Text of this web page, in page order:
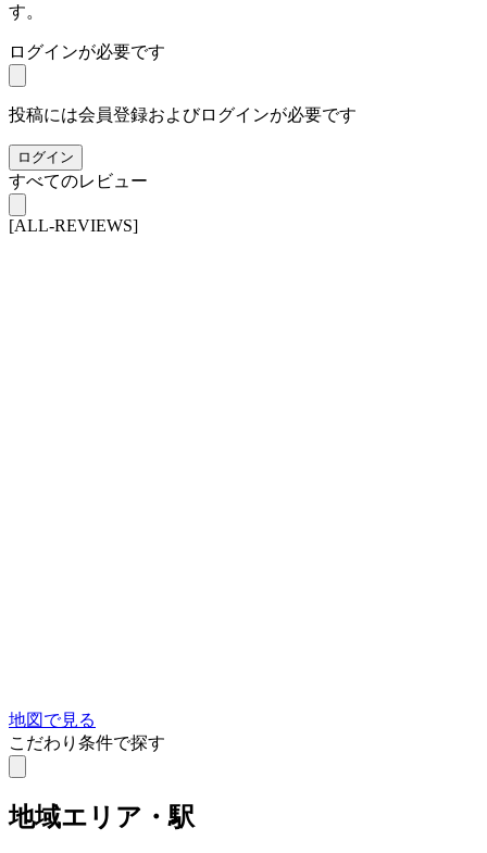
す。
ログインが必要です
投稿には会員登録およびログインが必要です
ログイン
すべてのレビュー
[ALL-REVIEWS]
地図で見る
こだわり条件で探す
地域エリア・駅